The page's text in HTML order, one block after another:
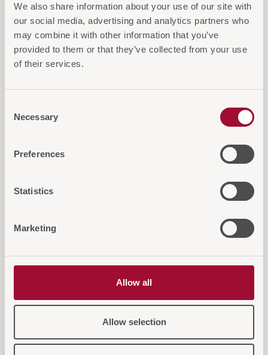
We also share information about your use of our site with
our social media, advertising and analytics partners who
may combine it with other information that you’ve
provided to them or that they’ve collected from your use
of their services.
Selection
Necessary
Preferences
Statistics
Marketing
Allow all
Allow selection
IN DEN WARENKORB
AUF DIE ANFRAGELISTE
Diese Artikel könnten Sie auch
interessieren...